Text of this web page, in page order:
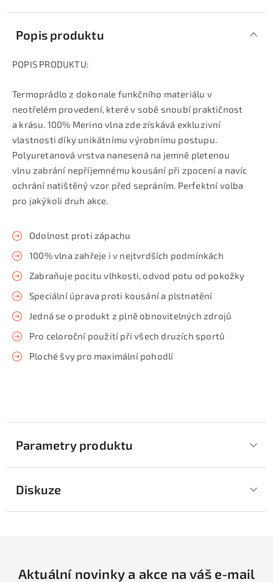
Popis produktu
POPIS PRODUKTU:
Termoprádlo z dokonale funkčního materiálu v
neotřelém provedení, které v sobě snoubí praktičnost
a krásu. 100% Merino vlna zde získává exkluzivní
vlastnosti díky unikátnímu výrobnímu postupu.
Polyuretanová vrstva nanesená na jemně pletenou
vlnu zabrání nepříjemnému kousání při zpocení a navíc
ochrání natištěný vzor před sepráním. Perfektní volba
pro jakýkoli druh akce.
Odolnost proti zápachu
100% vlna zahřeje i v nejtvrdších podmínkách
Zabraňuje pocitu vlhkosti, odvod potu od pokožky
Speciální úprava proti kousání a plstnatění
Jedná se o produkt z plně obnovitelných zdrojů
Pro celoroční použití při všech druzích sportů
Ploché švy pro maximální pohodlí
Parametry produktu
Diskuze
Aktuální novinky a akce na váš e-mail